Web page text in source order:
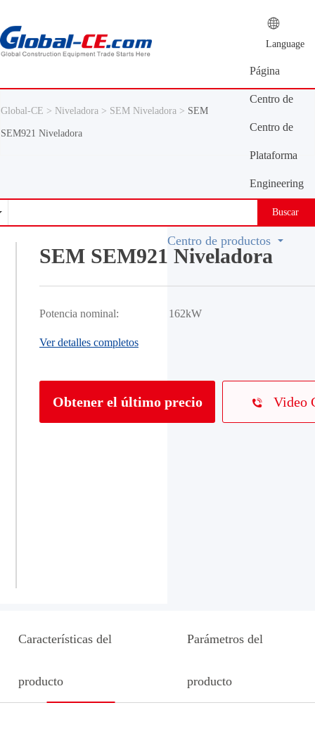
Language
Página
principal
Centro de
información
Centro de
productos
Plataforma
de oferta y
demanda
Engineering
Machinery
Vocabulary
Buscar
Centro de productos
Global-CE > Niveladora > SEM Niveladora > SEM
SEM921 Niveladora
SEM SEM921 Niveladora
Potencia nominal: 162kW
Ver detalles completos
Obtener el último precio Video
Características del
producto
Parámetros del
producto